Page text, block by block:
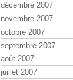
décembre 2007
novembre 2007
octobre 2007
septembre 2007
août 2007
juillet 2007